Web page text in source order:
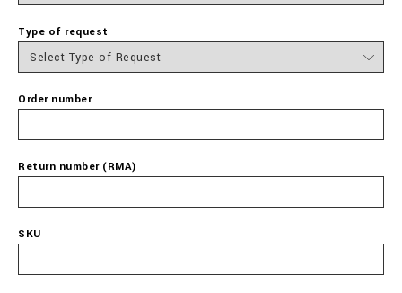
Type of request
Order number
Return number (RMA)
SKU